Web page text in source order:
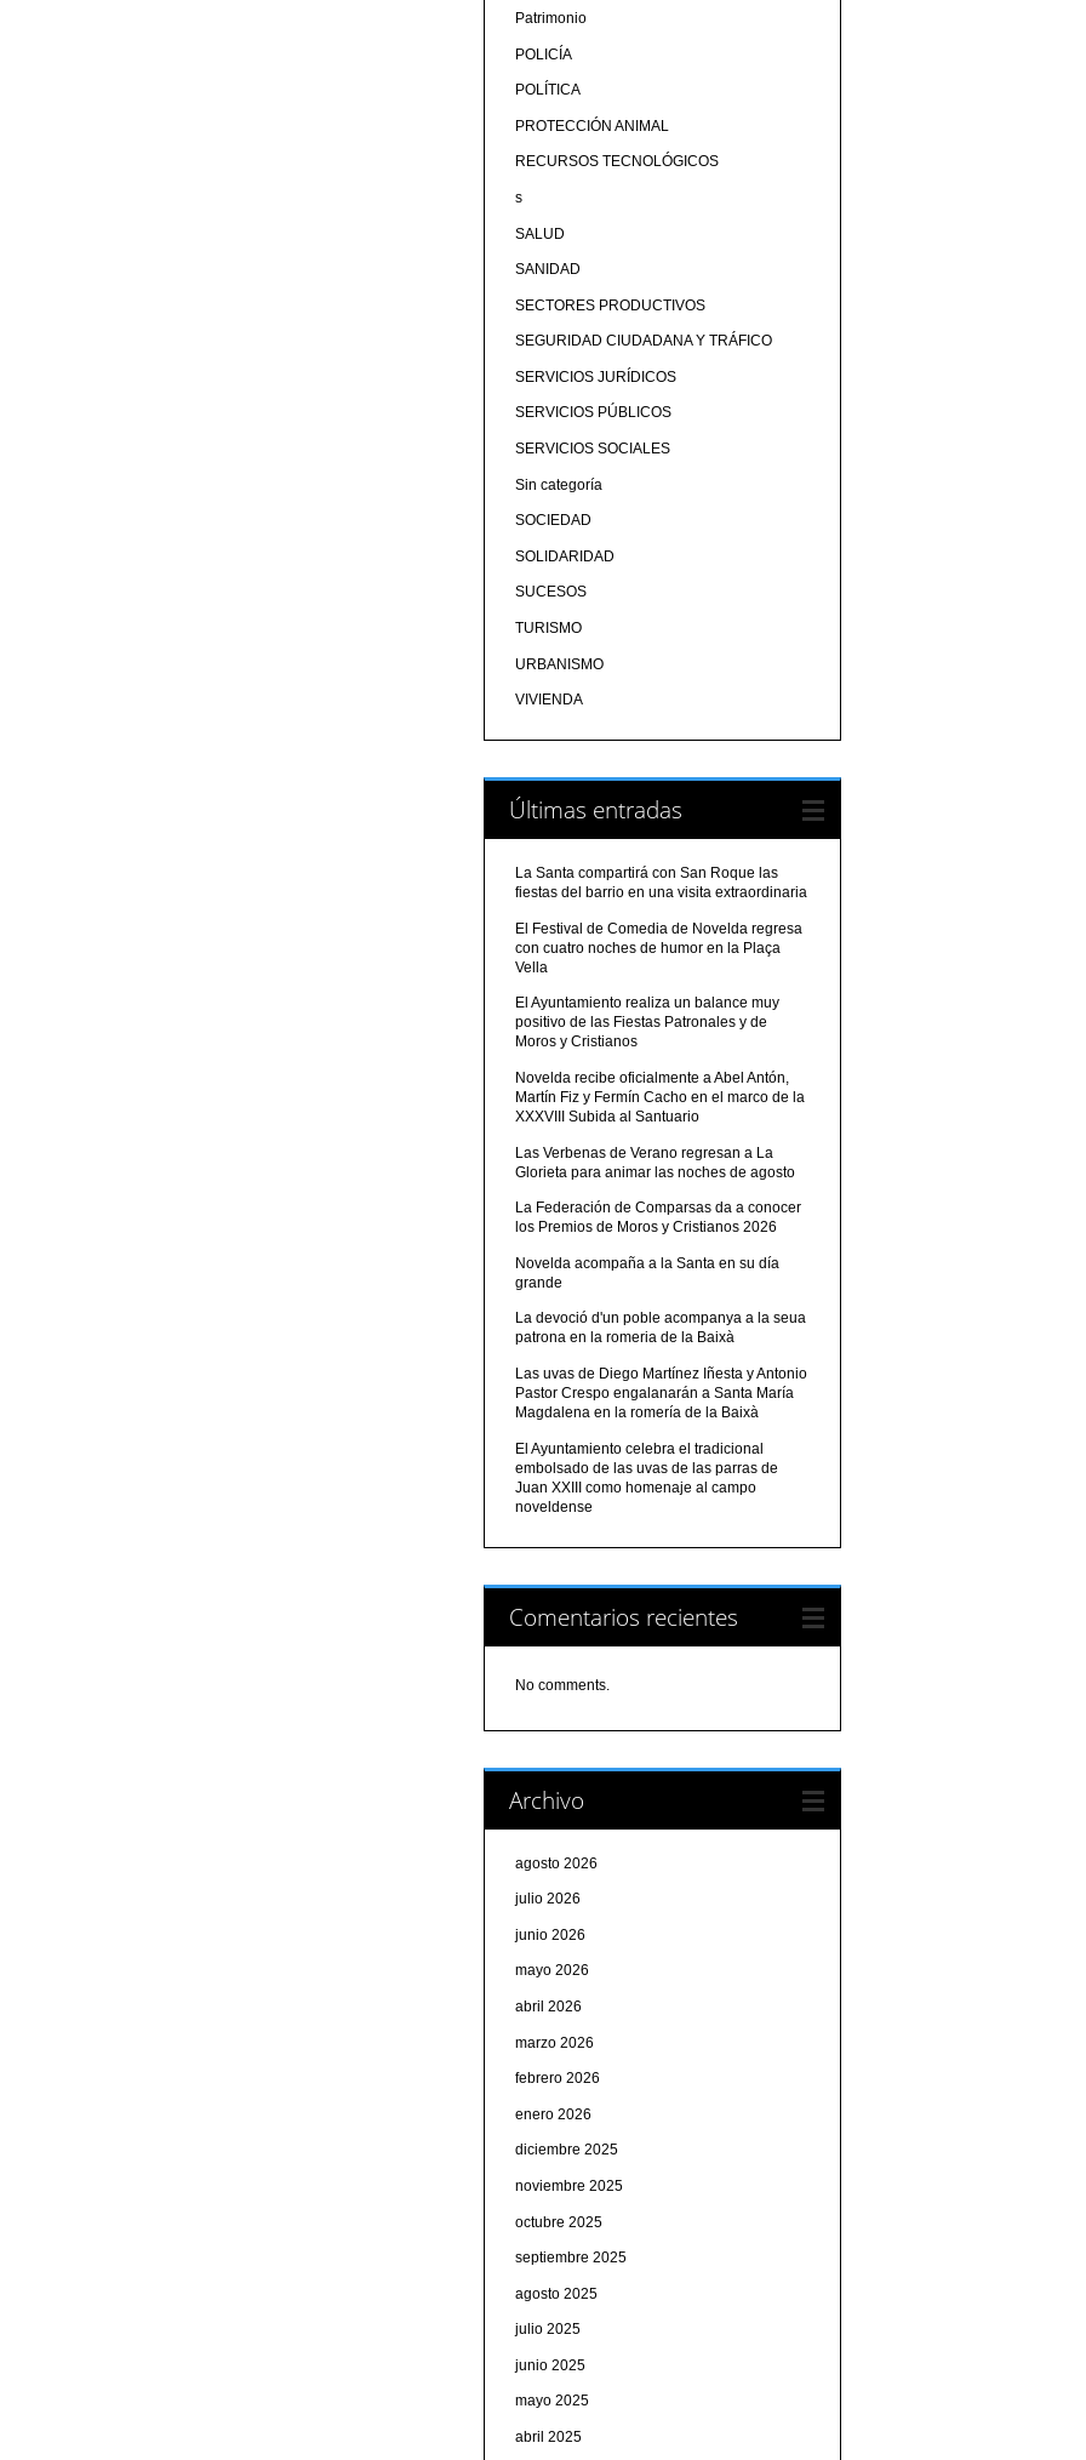
Patrimonio
POLICÍA
POLÍTICA
PROTECCIÓN ANIMAL
RECURSOS TECNOLÓGICOS
s
SALUD
SANIDAD
SECTORES PRODUCTIVOS
SEGURIDAD CIUDADANA Y TRÁFICO
SERVICIOS JURÍDICOS
SERVICIOS PÚBLICOS
SERVICIOS SOCIALES
Sin categoría
SOCIEDAD
SOLIDARIDAD
SUCESOS
TURISMO
URBANISMO
VIVIENDA
Últimas entradas
La Santa compartirá con San Roque las
fiestas del barrio en una visita extraordinaria
El Festival de Comedia de Novelda regresa
con cuatro noches de humor en la Plaça
Vella
El Ayuntamiento realiza un balance muy
positivo de las Fiestas Patronales y de
Moros y Cristianos
Novelda recibe oficialmente a Abel Antón,
Martín Fiz y Fermín Cacho en el marco de la
XXXVIII Subida al Santuario
Las Verbenas de Verano regresan a La
Glorieta para animar las noches de agosto
La Federación de Comparsas da a conocer
los Premios de Moros y Cristianos 2026
Novelda acompaña a la Santa en su día
grande
La devoció d'un poble acompanya a la seua
patrona en la romeria de la Baixà
Las uvas de Diego Martínez Iñesta y Antonio
Pastor Crespo engalanarán a Santa María
Magdalena en la romería de la Baixà
El Ayuntamiento celebra el tradicional
embolsado de las uvas de las parras de
Juan XXIII como homenaje al campo
noveldense
Comentarios recientes
No comments.
Archivo
agosto 2026
julio 2026
junio 2026
mayo 2026
abril 2026
marzo 2026
febrero 2026
enero 2026
diciembre 2025
noviembre 2025
octubre 2025
septiembre 2025
agosto 2025
julio 2025
junio 2025
mayo 2025
abril 2025